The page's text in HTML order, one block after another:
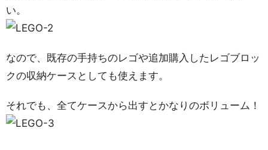
い。
なので、既存の手持ちのレゴや追加購入したレゴブロッ
クの収納ケースとしても使えます。
それでも、全てケースから出すとかなりのボリューム！